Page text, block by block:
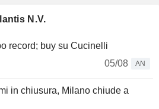
N.V.
record; buy su Cucinelli
05/08
AN
in chiusura, Milano chiude a